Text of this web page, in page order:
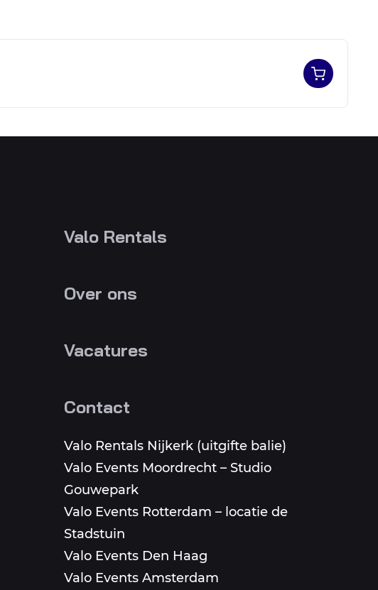
Valo Rentals
Over ons
Vacatures
Contact
Valo Rentals Nijkerk (uitgifte balie)
Valo Events Moordrecht – Studio
Gouwepark
Valo Events Rotterdam – locatie de
Stadstuin
Valo Events Den Haag
Valo Events Amsterdam